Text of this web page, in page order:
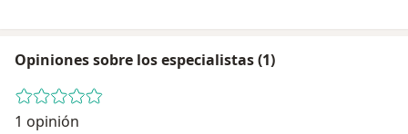
Opiniones sobre los especialistas (1)
1 opinión